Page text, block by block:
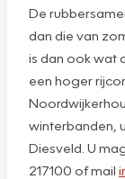
De
dan die van
is dan ook wat
een hoger
winterbanden,
Diesveld. U
217100 of mail